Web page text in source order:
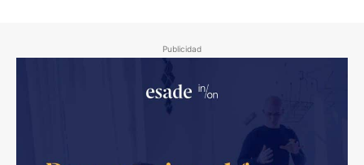
Publicidad